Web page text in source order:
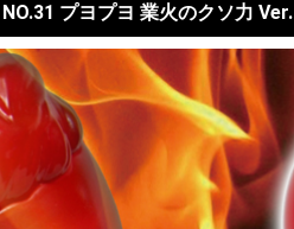
NO.31 プヨプヨ 業火のクソ力 Ver.